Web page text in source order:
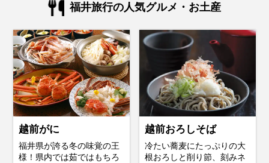
福井旅行の人気グルメ・お土産
越前がに
福井県が誇る冬の味覚の王
様！県内では茹ではもちろ
越前おろしそば
冷たい蕎麦にたっぷりの大
根おろしと削り節、刻みネ